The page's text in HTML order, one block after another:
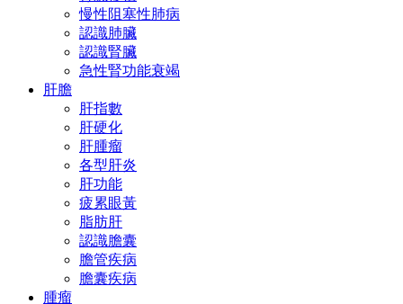
慢性阻塞性肺病
認識肺臟
認識腎臟
急性腎功能衰竭
肝膽
肝指數
肝硬化
肝腫瘤
各型肝炎
肝功能
疲累眼黃
脂肪肝
認識膽囊
膽管疾病
膽囊疾病
腫瘤